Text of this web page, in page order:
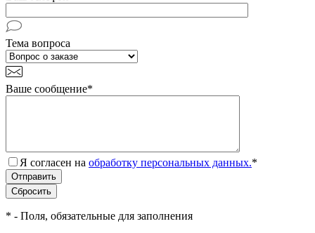
Тема вопроса
Ваше сообщение*
Я согласен на обработку персональных данных.*
* - Поля, обязательные для заполнения